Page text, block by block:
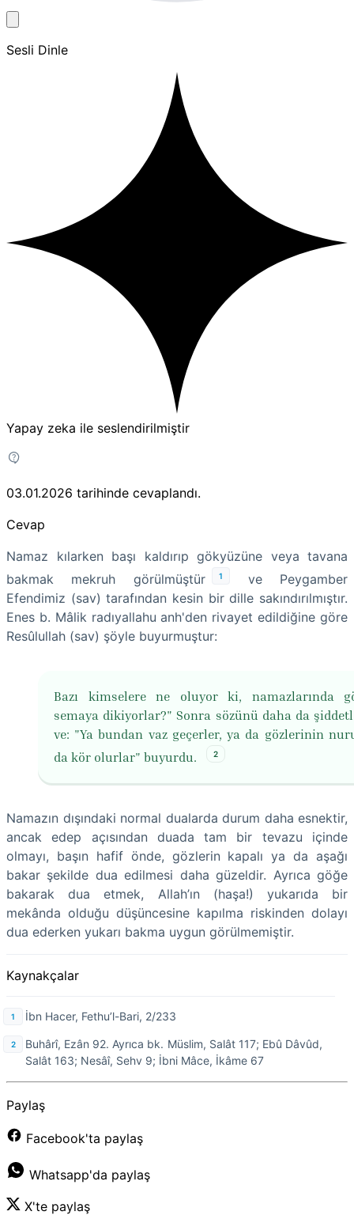
Sesli Dinle
Yapay zeka ile seslendirilmiştir
03.01.2026 tarihinde cevaplandı.
Cevap
Namaz kılarken başı kaldırıp gökyüzüne veya tavana
bakmak mekruh görülmüştür
1
ve Peygamber
Efendimiz (sav) tarafından kesin bir dille sakındırılmıştır.
Enes b. Mâlik radıyallahu anh'den rivayet edildiğine göre
Resûlullah (sav) şöyle buyurmuştur:
Bazı kimselere ne oluyor ki, namazlarında
semaya dikiyorlar?" Sonra sözünü daha da
ve: "Ya bundan vaz geçerler, ya da gözlerinin
da kör olurlar" buyurdu.
2
Namazın dışındaki normal dualarda durum daha esnektir,
ancak edep açısından duada tam bir tevazu içinde
olmayı, başın hafif önde, gözlerin kapalı ya da aşağı
bakar şekilde dua edilmesi daha güzeldir. Ayrıca göğe
bakarak dua etmek, Allah’ın (haşa!) yukarıda bir
mekânda olduğu düşüncesine kapılma riskinden dolayı
dua ederken yukarı bakma uygun görülmemiştir.
Kaynakçalar
İbn Hacer, Fethu’l-Bari, 2/233
Buhârî, Ezân 92. Ayrıca bk. Müslim, Salât 117; Ebû Dâvûd,
Salât 163; Nesâî, Sehv 9; İbni Mâce, İkâme 67
Paylaş
Facebook'ta paylaş
Whatsapp'da paylaş
X'te paylaş